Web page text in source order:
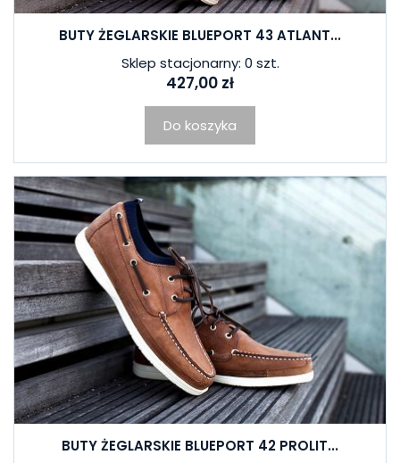
BUTY ŻEGLARSKIE BLUEPORT 43 ATLANT...
Sklep stacjonarny: 0 szt.
427,00 zł
Do koszyka
BUTY ŻEGLARSKIE BLUEPORT 42 PROLIT...